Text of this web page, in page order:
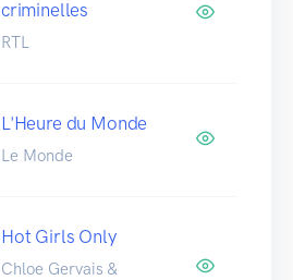
criminelles
RTL
L'Heure du Monde
Le Monde
Hot Girls Only
Chloe Gervais &